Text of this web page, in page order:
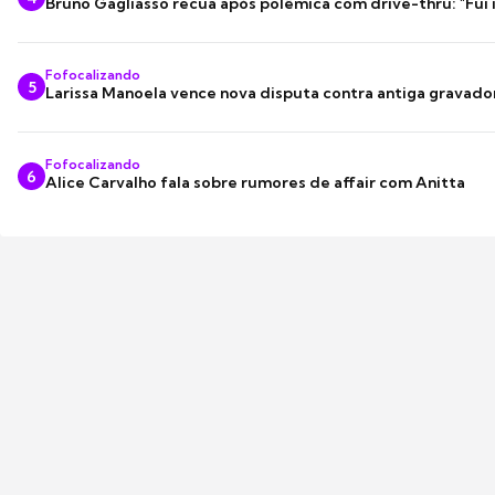
5
Fofocalizando
Larissa Manoela vence nova disputa contra antiga
6
Fofocalizando
Alice Carvalho fala sobre rumores de affair com Anitta